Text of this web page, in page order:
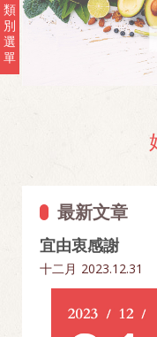
類
別
選
單
最新文章
宜由衷感謝
十二月 2023.12.31